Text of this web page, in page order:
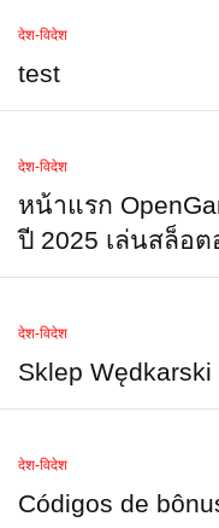
देश-विदेश
test
देश-विदेश
หน้าแรก
ปี 2025 เล่นสล็อ
देश-विदेश
Sklep
देश-विदेश
Códigos de